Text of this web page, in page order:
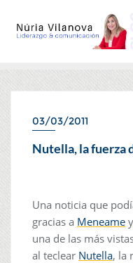
COMUNICACIÓN
03/03/2011
Nutella, la fuerza
Una noticia que
gracias a Meneame
una de las más
al teclear Nutella, la